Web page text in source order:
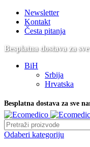
Newsletter
Kontakt
Česta pitanja
Besplatna dostava za
BiH
Srbija
Hrvatska
Besplatna dostava za sve
Odaberi kategoriju